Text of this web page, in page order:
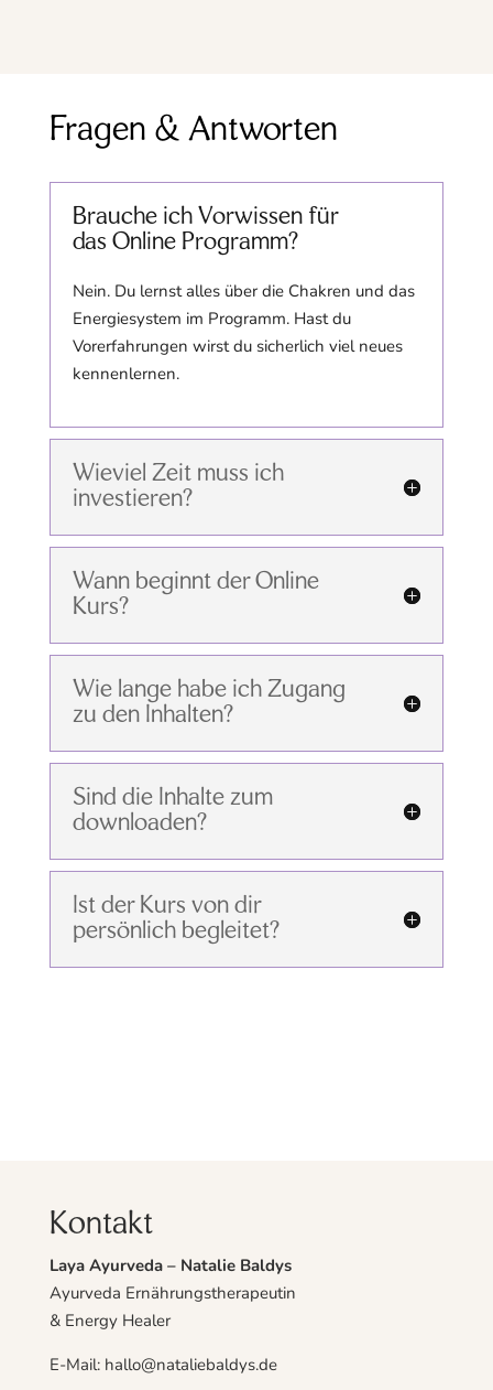
Fragen & Antworten
Brauche ich Vorwissen für
das Online Programm?
Nein. Du lernst alles über die Chakren und das
Energiesystem im Programm. Hast du
Vorerfahrungen wirst du sicherlich viel neues
kennenlernen.
Wieviel Zeit muss ich
investieren?
Wann beginnt der Online
Kurs?
Wie lange habe ich Zugang
zu den Inhalten?
Sind die Inhalte zum
downloaden?
Ist der Kurs von dir
persönlich begleitet?
Kontakt
Laya Ayurveda – Natalie Baldys
Ayurveda Ernährungstherapeutin
& Energy Healer
E-Mail: hallo@nataliebaldys.de